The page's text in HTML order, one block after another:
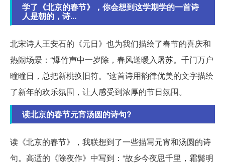
学了《北京的春节》，你会想到这学期学的一首诗
人是朝的，诗...
北宋诗人王安石的《元日》也为我们描绘了春节的喜庆和
热闹场景：“爆竹声中一岁除，春风送暖入屠苏。千门万户
曈曈日，总把新桃换旧符。”这首诗用韵律优美的文字描绘
了新年的欢乐氛围，让人感受到浓厚的节日氛围。
读北京的春节元宵汤圆的诗句?
读《北京的春节》，我联想到了一些描写元宵和汤圆的诗
句。高适的《除夜作》中写到：“故乡今夜思千里，霜鬓明